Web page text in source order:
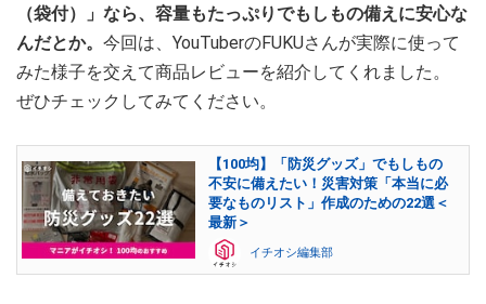
（袋付）」なら、容量もたっぷりでもしもの備えに安心な
んだとか。 今回は、YouTuberのFUKUさんが実際に使って
みた様子を交えて商品レビューを紹介してくれました。
ぜひチェックしてみてください。
【100均】「防災グッズ」でもしもの
不安に備えたい！災害対策「本当に必
要なものリスト」作成のための22選＜
最新＞
イチオシ編集部